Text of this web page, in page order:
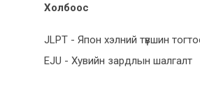
Холбоос
JLPT - Япон хэлний түвшин
EJU - Хувийн зардлын шалгалт